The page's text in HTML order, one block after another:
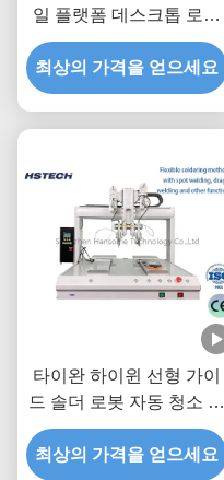
일 플랫폼 데스크톱 로봇
자동 용접 기계
최상의 가격을 얻으세요
타이완 하이윈 선형 가이
드 솔더 로봇 자동 청소 및
철 머리 정렬
최상의 가격을 얻으세요